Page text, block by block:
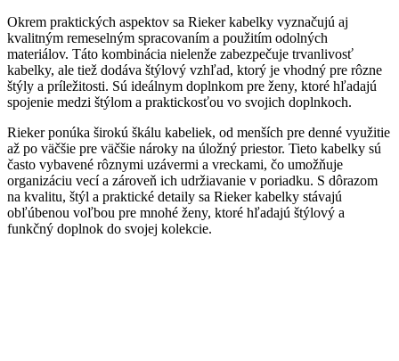
Okrem praktických aspektov sa Rieker kabelky vyznačujú aj
kvalitným remeselným spracovaním a použitím odolných
materiálov. Táto kombinácia nielenže zabezpečuje trvanlivosť
kabelky, ale tiež dodáva štýlový vzhľad, ktorý je vhodný pre rôzne
štýly a príležitosti. Sú ideálnym doplnkom pre ženy, ktoré hľadajú
spojenie medzi štýlom a praktickosťou vo svojich doplnkoch.
Rieker ponúka širokú škálu kabeliek, od menších pre denné využitie
až po väčšie pre väčšie nároky na úložný priestor. Tieto kabelky sú
často vybavené rôznymi uzávermi a vreckami, čo umožňuje
organizáciu vecí a zároveň ich udržiavanie v poriadku. S dôrazom
na kvalitu, štýl a praktické detaily sa Rieker kabelky stávajú
obľúbenou voľbou pre mnohé ženy, ktoré hľadajú štýlový a
funkčný doplnok do svojej kolekcie.